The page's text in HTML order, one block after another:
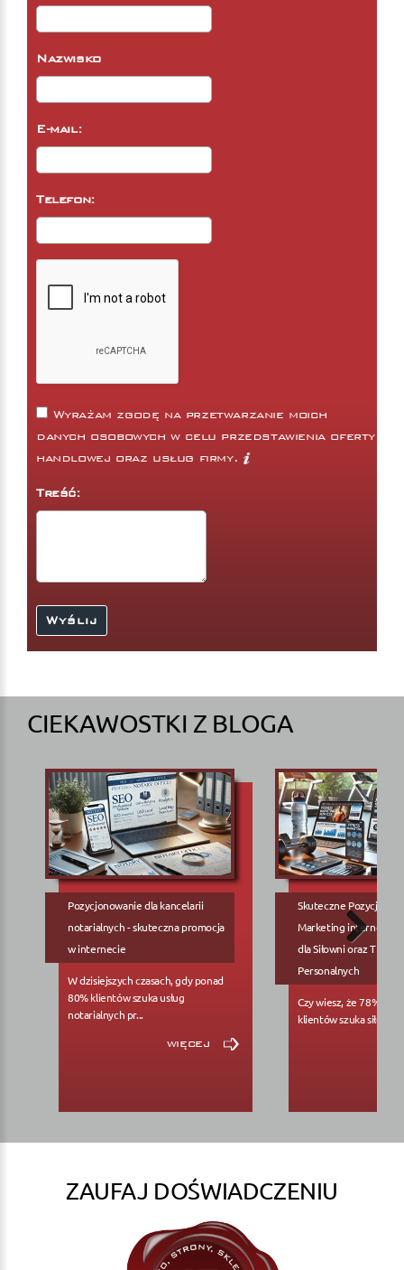
Nazwisko
E-mail:
Telefon:
Wyrażam zgodę na przetwarzanie moich
danych osobowych w celu przedstawienia oferty
handlowej oraz usług firmy.
Treść:
CIEKAWOSTKI Z BLOGA
Pozycjonowanie dla kancelarii
notarialnych - skuteczna promocja
w internecie
W dzisiejszych czasach, gdy ponad
80% klientów szuka usług
notarialnych pr...
więcej
Skuteczne
Marketing internetowy
dla Siłowni oraz
Personalnych
Czy wiesz, że 78%
klientów szuka siłowni...
ZAUFAJ DOŚWIADCZENIU